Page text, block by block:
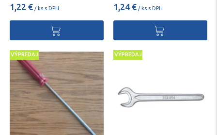
1,22 € / ks s DPH 1,24 € / ks s DPH
VÝPREDAJ VÝPREDAJ